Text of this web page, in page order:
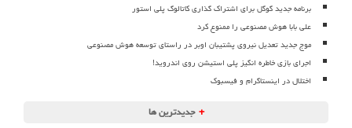
برنامه جدید گوگل برای اشتراک گذاری کاتالوگ پلی استور
علی بابا هوش مصنوعی را ممنوع کرد
موج جدید تعدیل نیروی پشتیبان اوبر در راستای توسعه هوش مصنوعی
اجرای بازی خاطره انگیز پلی استیشن روی اندروید!
اختلال در اینستاگرام و فیسبوک
+ جدیدترین ها